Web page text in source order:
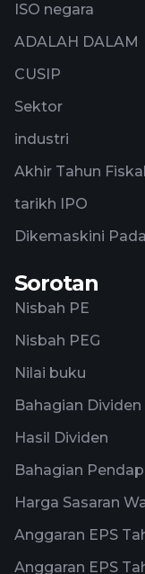
ISO negara
ADALAH DALAM
CUSIP
Sektor
industri
Akhir Tahun Fiskal
tarikh IPO
Dikemaskini Pada
Sorotan
Nisbah PE
Nisbah PEG
Nilai buku
Bahagian Dividen
Hasil Dividen
Bahagian
Harga Sasaran
Anggaran EPS
Anggaran EPS